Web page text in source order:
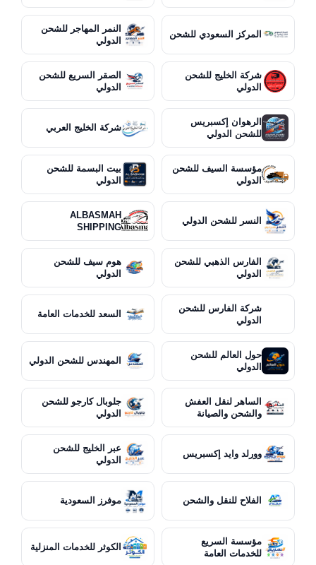
المركز السعودي للشحن
النمر المهاجر للشحن
الدولي
شركة الخليج للشحن
الدولي
الصقر السريع للشحن
الدولي
الرهوان إكسبريس
للشحن الدولي
شركة الخليج العربي
مؤسسة السيف للشحن
الدولي
بيت البسمة للشحن
الدولي
النسر للشحن الدولي
ALBASMAH
SHIPPING
الفارس الذهبي للشحن
الدولي
هوم سيف للشحن
الدولي
شركة الفارس للشحن
الدولي
السعد للخدمات العامة
حول العالم للشحن
الدولي
المهندس للشحن الدولي
الساهر لنقل العفش
والشحن والصيانة
جلوبال كارجو للشحن
الدولي
وورلد وايد إكسبريس
عبر الخليج للشحن
الدولي
الفلاح للنقل والشحن موفرز السعودية
مؤسسة السريع
للخدمات العامة
الكوثر للخدمات المنزلية